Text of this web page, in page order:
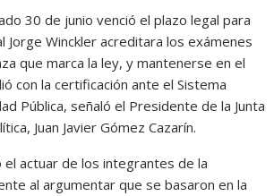
30 de junio venció el plazo legal para
Jorge Winckler acreditara los exámenes
que marca la ley, y mantenerse en el
con la certificación ante el Sistema
Pública, señaló el Presidente de la Junta
Juan Javier Gómez Cazarín.
actuar de los integrantes de la
al argumentar que se basaron en la